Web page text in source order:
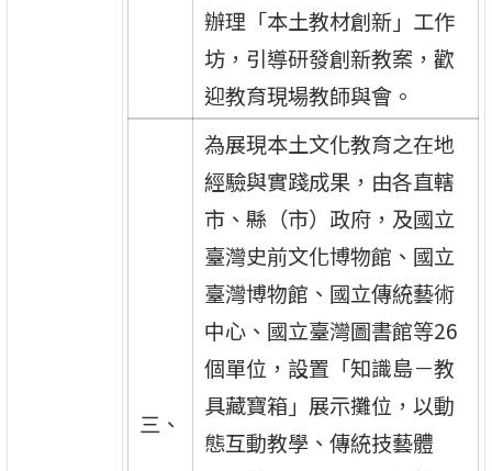
辦理「本土教材創新」工作
坊，引導研發創新教案，歡
迎教育現場教師與會。
三、
為展現本土文化教育之在地
經驗與實踐成果，由各直轄
市、縣（市）政府，及國立
臺灣史前文化博物館、國立
臺灣博物館、國立傳統藝術
中心、國立臺灣圖書館等26
個單位，設置「知識島－教
具藏寶箱」展示攤位，以動
態互動教學、傳統技藝體